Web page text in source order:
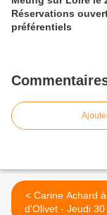
Réservations
préférentiels
< Carine Achard à la MJC
d'Olivet - Jeudi 30